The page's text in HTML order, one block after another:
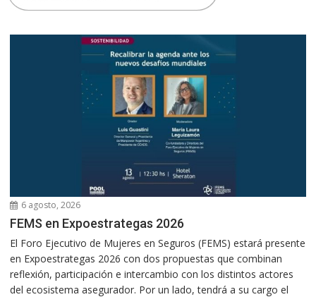
6 agosto, 2026
FEMS en Expoestrategas 2026
El Foro Ejecutivo de Mujeres en Seguros (FEMS) estará presente
en Expoestrategas 2026 con dos propuestas que combinan
reflexión, participación e intercambio con los distintos actores
del ecosistema asegurador. Por un lado, tendrá a su cargo el